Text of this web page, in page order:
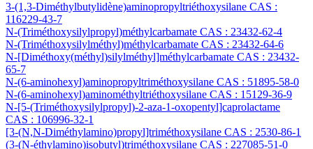
3-(1,3-Diméthylbutylidène)aminopropyltriéthoxysilane CAS :
116229-43-7
N-(Triméthoxysilylpropyl)méthylcarbamate CAS : 23432-62-4
N-(Triméthoxysilylméthyl)méthylcarbamate CAS : 23432-64-6
N-[Diméthoxy(méthyl)silylméthyl]méthylcarbamate CAS : 23432-
65-7
N-(6-aminohexyl)aminopropyltriméthoxysilane CAS : 51895-58-0
N-(6-aminohexyl)aminométhyltriéthoxysilane CAS : 15129-36-9
N-[5-(Triméthoxysilylpropyl)-2-aza-1-oxopentyl]caprolactame
CAS : 106996-32-1
[3-(N,N-Diméthylamino)propyl]triméthoxysilane CAS : 2530-86-1
(3-(N-éthylamino)isobutyl)triméthoxysilane CAS : 227085-51-0